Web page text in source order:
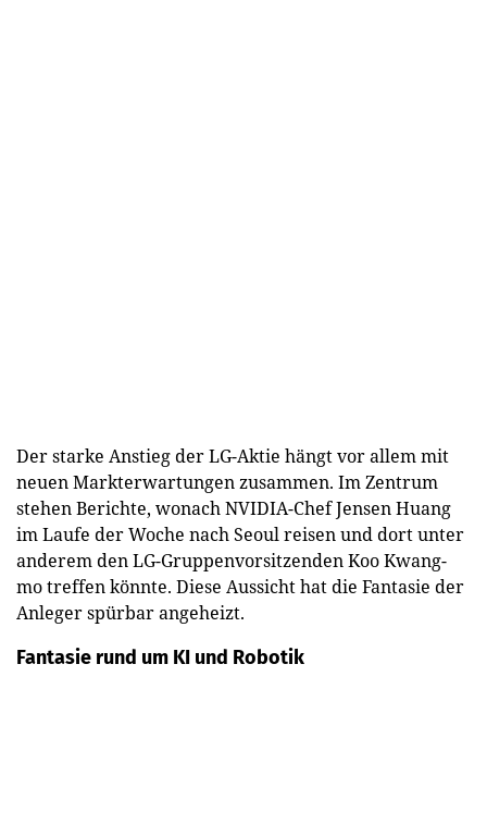
Der starke Anstieg der LG-Aktie hängt vor allem mit
neuen Markterwartungen zusammen. Im Zentrum
stehen Berichte, wonach NVIDIA-Chef Jensen Huang
im Laufe der Woche nach Seoul reisen und dort unter
anderem den LG-Gruppenvorsitzenden Koo Kwang-
mo treffen könnte. Diese Aussicht hat die Fantasie der
Anleger spürbar angeheizt.
Fantasie rund um KI und Robotik